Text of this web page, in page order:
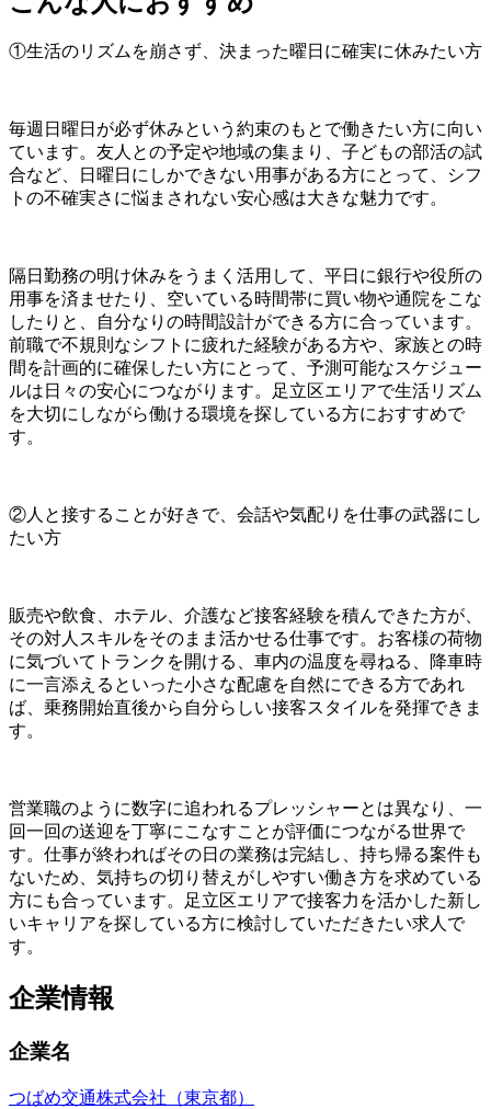
①生活のリズムを崩さず、決まった曜日に確実に休みたい方
毎週日曜日が必ず休みという約束のもとで働きたい方に向い
ています。友人との予定や地域の集まり、子どもの部活の試
合など、日曜日にしかできない用事がある方にとって、シフ
トの不確実さに悩まされない安心感は大きな魅力です。
隔日勤務の明け休みをうまく活用して、平日に銀行や役所の
用事を済ませたり、空いている時間帯に買い物や通院をこな
したりと、自分なりの時間設計ができる方に合っています。
前職で不規則なシフトに疲れた経験がある方や、家族との時
間を計画的に確保したい方にとって、予測可能なスケジュー
ルは日々の安心につながります。足立区エリアで生活リズム
を大切にしながら働ける環境を探している方におすすめで
す。
②人と接することが好きで、会話や気配りを仕事の武器にし
たい方
販売や飲食、ホテル、介護など接客経験を積んできた方が、
その対人スキルをそのまま活かせる仕事です。お客様の荷物
に気づいてトランクを開ける、車内の温度を尋ねる、降車時
に一言添えるといった小さな配慮を自然にできる方であれ
ば、乗務開始直後から自分らしい接客スタイルを発揮できま
す。
営業職のように数字に追われるプレッシャーとは異なり、一
回一回の送迎を丁寧にこなすことが評価につながる世界で
す。仕事が終わればその日の業務は完結し、持ち帰る案件も
ないため、気持ちの切り替えがしやすい働き方を求めている
方にも合っています。足立区エリアで接客力を活かした新し
いキャリアを探している方に検討していただきたい求人で
す。
企業情報
企業名
つばめ交通株式会社（東京都）